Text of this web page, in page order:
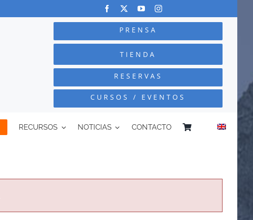
PRENSA
TIENDA
RESERVAS
CURSOS / EVENTOS
RECURSOS NOTICIAS CONTACTO